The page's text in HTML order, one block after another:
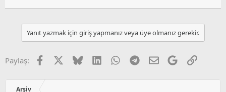
Yanıt yazmak için giriş yapmanız veya üye olmanız gerekir.
Paylaş: Facebook BlueskyLinkedInWhatsApp
Telegram
E-postaGoogleLink
Arşiv